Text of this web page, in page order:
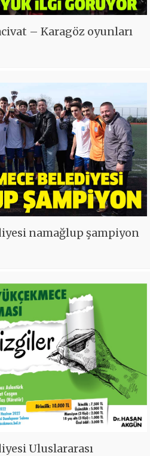
– Karagöz oyunları
namağlup şampiyon
Uluslararası